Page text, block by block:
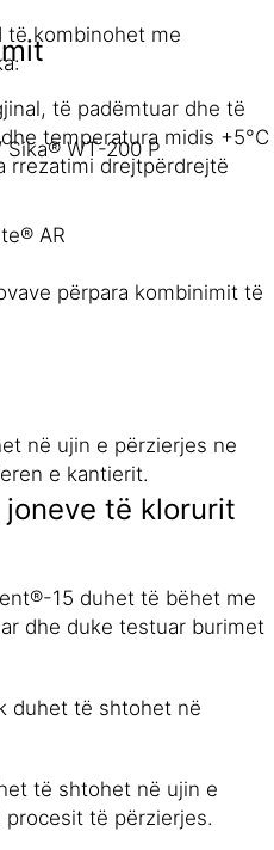
të padëmtuar dhe të
temperatura midis +5°C
rrezatimi drejtpërdrejtë
të klorurit
të kombinohet me
WT-200 P
AR
përpara kombinimit të
në ujin e përzierjes ne
e kantierit.
15 duhet të bëhet me
dhe duke testuar burimet
duhet të shtohet në
të shtohet në ujin e
të përzierjes.